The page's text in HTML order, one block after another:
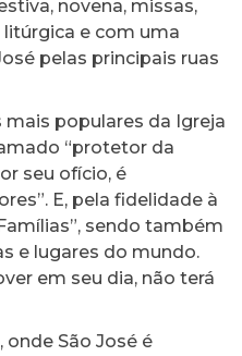
novena, missas,
e com uma
pelas principais ruas
mais populares da Igreja
“protetor da
seu ofício, é
E, pela fidelidade à
sendo também
e lugares do mundo.
em seu dia, não terá
onde São José é